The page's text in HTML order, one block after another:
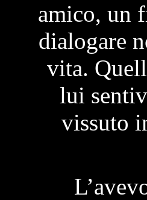
amico, un
dialogare
vita.
lui
vissuto